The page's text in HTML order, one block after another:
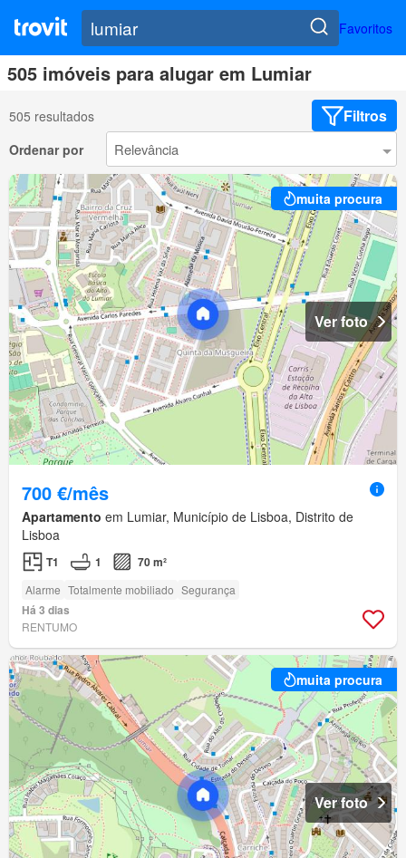
Favoritos
505 imóveis para alugar em Lumiar
505 resultados Filtros
Ordenar por
muita procura
Ver foto
700 €/mês
Apartamento em Lumiar, Município de Lisboa, Distrito de
Lisboa
T1 1 70 m²
Alarme Totalmente mobiliado Segurança
Há 3 dias
RENTUMO
muita procura
Ver foto